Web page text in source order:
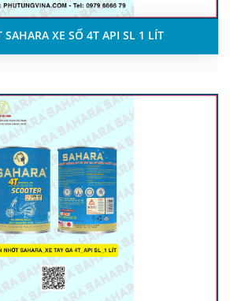
XE SỐ 4T API SL 1 LÍT